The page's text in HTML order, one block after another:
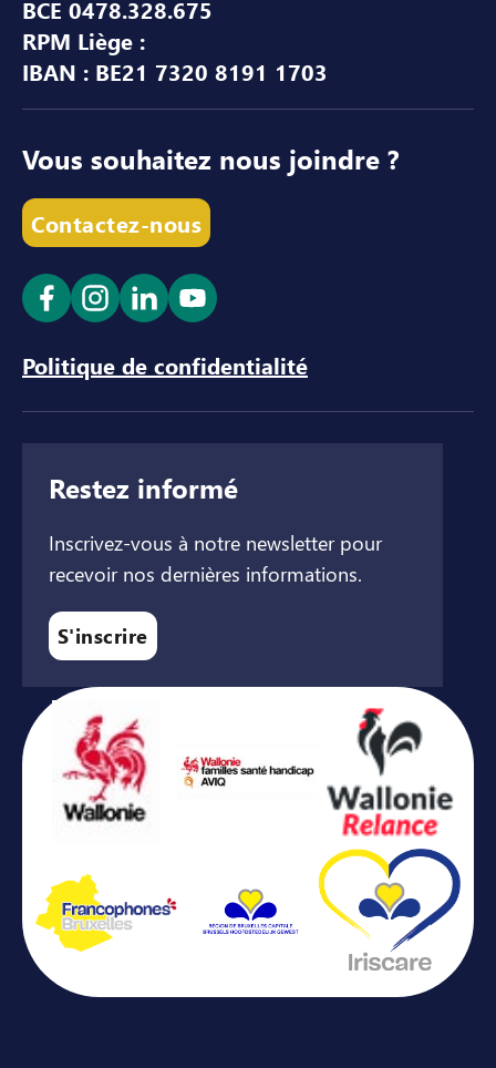
BCE 0478.328.675
RPM Liège :
IBAN : BE21 7320 8191 1703
Vous souhaitez nous joindre ?
Contactez-nous
Ouvrir le lien dans un nouvel onglet
Ouvrir le lien dans un nouvel onglet
Ouvrir le lien dans un nouvel
Ouvrir le lien dans un
Politique de confidentialité
Restez informé
Inscrivez-vous à notre newsletter pour
recevoir nos dernières informations.
S'inscrire
Avec le soutien de ...